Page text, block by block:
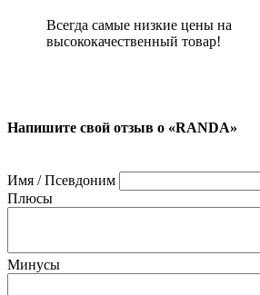
Всегда самые низкие цены на
высококачественный товар!
Напишите свой отзыв о «RANDA»
Имя / Псевдоним
Плюсы
Минусы